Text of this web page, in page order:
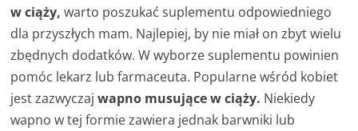
w ciąży,warto poszukać suplementu odpowiedniego
dla przyszłych mam. Najlepiej, by nie miał on zbyt wielu
zbędnych dodatków. W wyborze suplementu powinien
pomóc lekarz lub farmaceuta. Popularne wśród kobiet
jest zazwyczajwapno musujące w ciąży. Niekiedy
wapno w tej formie zawiera jednak barwniki lub